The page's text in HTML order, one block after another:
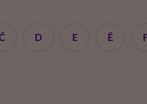
D E Ē F